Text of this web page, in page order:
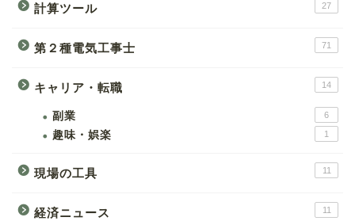
計算ツール 27
第２種電気工事士 71
キャリア・転職 14
副業 6
趣味・娯楽 1
現場の工具 11
経済ニュース 11